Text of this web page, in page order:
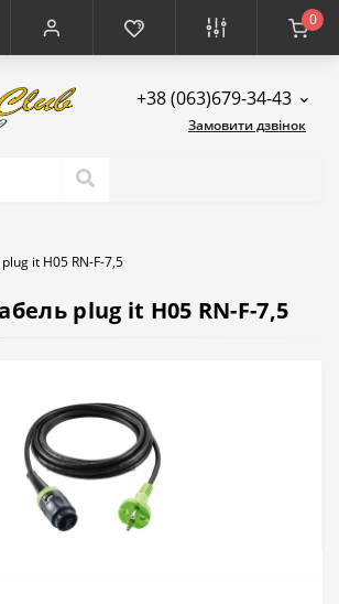
0
+38 (063)679-34-43
Замовити дзвінок
it H05 RN-F-7,5
plug it H05 RN-F-7,5